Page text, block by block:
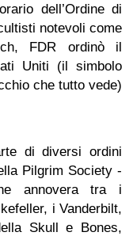
dell’Ordine di
notevoli come
FDR ordinò il
Uniti (il simbolo
che tutto vede)
di diversi ordini
Pilgrim Society -
annovera tra i
i Vanderbilt,
Skull e Bones,